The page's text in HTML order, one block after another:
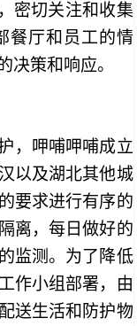
密切关注和收集
餐厅和员工的情
决策和响应。
，呷哺呷哺成立
以及湖北其他城
要求进行有序的
离，每日做好的
监测。为了降低
作小组部署，由
送生活和防护物